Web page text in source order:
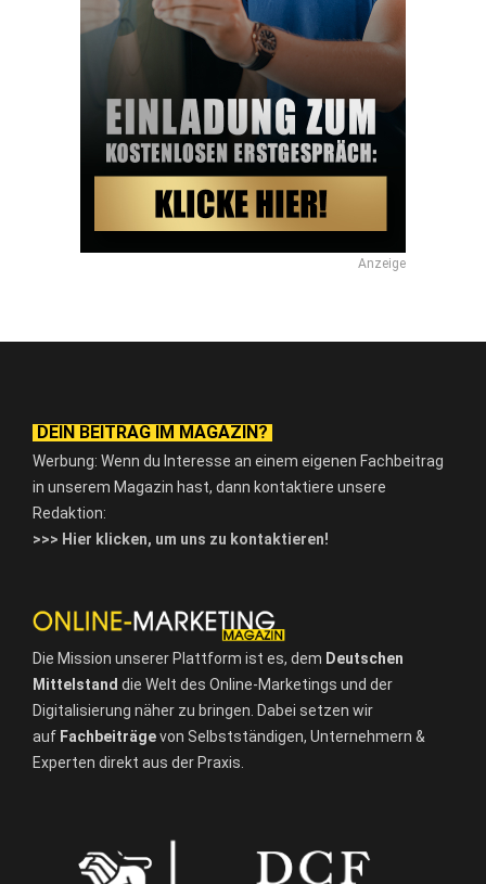
Anzeige
DEIN BEITRAG IM MAGAZIN?
Werbung: Wenn du Interesse an einem eigenen Fachbeitrag
in unserem Magazin hast, dann kontaktiere unsere
Redaktion:
>>> Hier klicken, um uns zu kontaktieren!
Die Mission unserer Plattform ist es, dem Deutschen
Mittelstand die Welt des Online-Marketings und der
Digitalisierung näher zu bringen. Dabei setzen wir
auf Fachbeiträgevon Selbstständigen, Unternehmern &
Experten direkt aus der Praxis.